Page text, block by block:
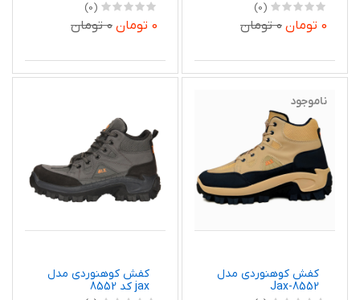
(0)
0 تومان 0 تومان
(0)
0 تومان 0 تومان
ناموجود
کفش کوهنوردی مدل
Jax-8552
کفش کوهنوردی مدل
jax کد 8552